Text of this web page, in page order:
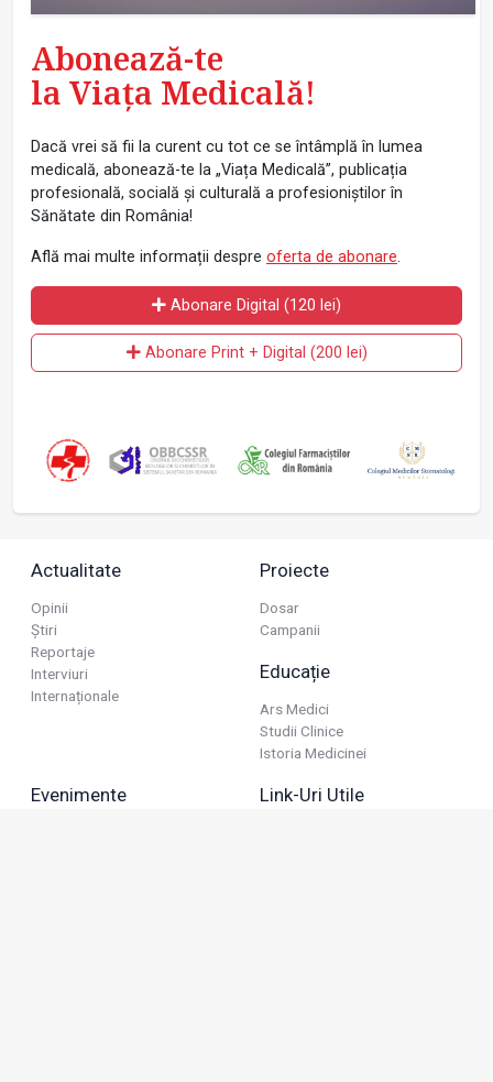
Abonează-te
la Viața Medicală!
Dacă vrei să fii la curent cu tot ce se întâmplă în lumea
medicală, abonează-te la „Viața Medicală”, publicația
profesională, socială și culturală a profesioniștilor în
Sănătate din România!
Află mai multe informații despre oferta de abonare.
Abonare Digital (120 lei)
Abonare Print + Digital (200 lei)
Actualitate
Opinii
Știri
Reportaje
Interviuri
Internaționale
Proiecte
Dosar
Campanii
Educație
Ars Medici
Studii Clinice
Istoria Medicinei
Evenimente Link-Uri Utile